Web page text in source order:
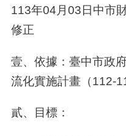
113年04月03日中市
修正
壹、依據：臺中市政
流化實施計畫（112-
貳、目標：